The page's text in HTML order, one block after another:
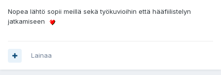
Nopea lähtö sopii meillä sekä työkuvioihin että hääfiilistelyn
jatkamiseen
Lainaa